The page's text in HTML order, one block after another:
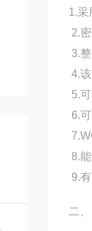
1.采
2.
3.
4.
5.
6.
8.
9.
二、